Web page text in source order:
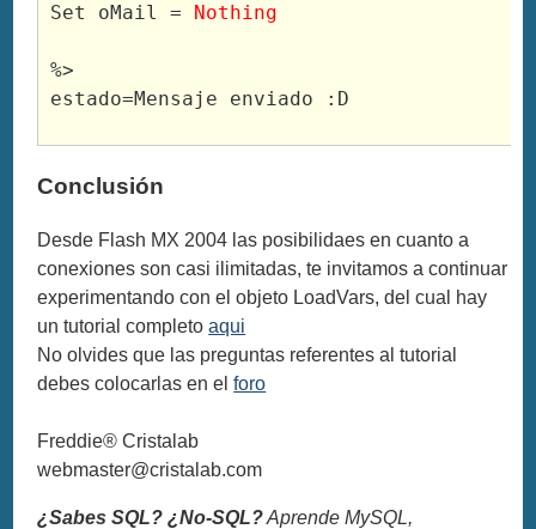
Set oMail = Nothing
%>
estado=Mensaje enviado :D
Conclusión
Desde Flash MX 2004 las posibilidaes en cuanto a
conexiones son casi ilimitadas, te invitamos a continuar
experimentando con el objeto LoadVars, del cual hay
un tutorial completoaqui
No olvides que las preguntas referentes al tutorial
debes colocarlas en elforo
Freddie® Cristalab
webmaster@cristalab.com
¿Sabes SQL? ¿No-SQL?Aprende MySQL,